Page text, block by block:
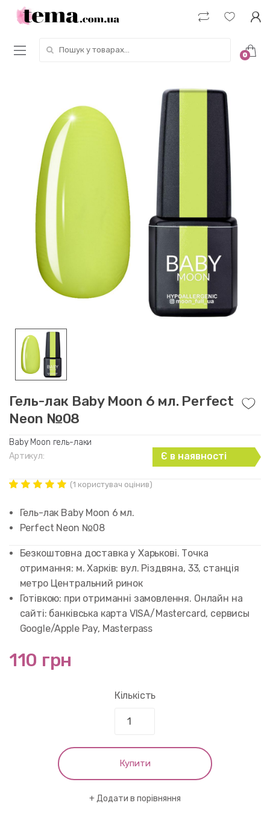
0
Гель-лак Baby Moon 6 мл. Perfect
Neon №08
Baby Moon гель-лаки
Артикул:
Є в наявності
5.00
out of
5 based on
customer
(1 користувач оцінив)
Гель-лак Baby Moon 6 мл.
Perfect Neon №08
Безкоштовна доставка у Харькові. Точка
отримання: м. Харків: вул. Різдвяна, 33, станція
метро Центральний ринок
Готівкою: при отриманні замовлення. Онлайн на
сайті: банківська карта VISA/Mastercard, сервисы
Google/Apple Pay, Masterpass
110 грн
Кількість
Купити
Додати в порівняння